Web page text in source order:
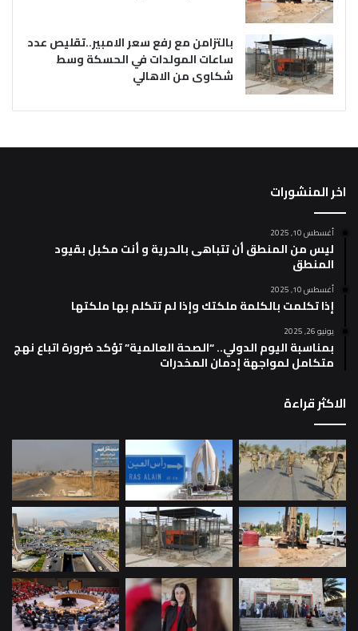
بالتزامن مع رفع سعر الامبير..تقليص عدد
ساعات المولدات في الحسكة وسط
شكاوى من الاهالي
اخر المنشورات
أغسطس 10, 2025
ليس من المنطق أن تتباهى بالحرية و أنت مكبل بقيود
المنطق
أغسطس 10, 2025
إذا تكلمت بالكلمة ملكتك وإذا لم تتكلم بها ملكتها
يونيو 26, 2025
بمناسبة اليوم الدولي.. “الصحة العالمية” تؤكد ضرورة اتباع نهج
متكامل لمواجهة إدمان المخدرات
الاكثر قراءة